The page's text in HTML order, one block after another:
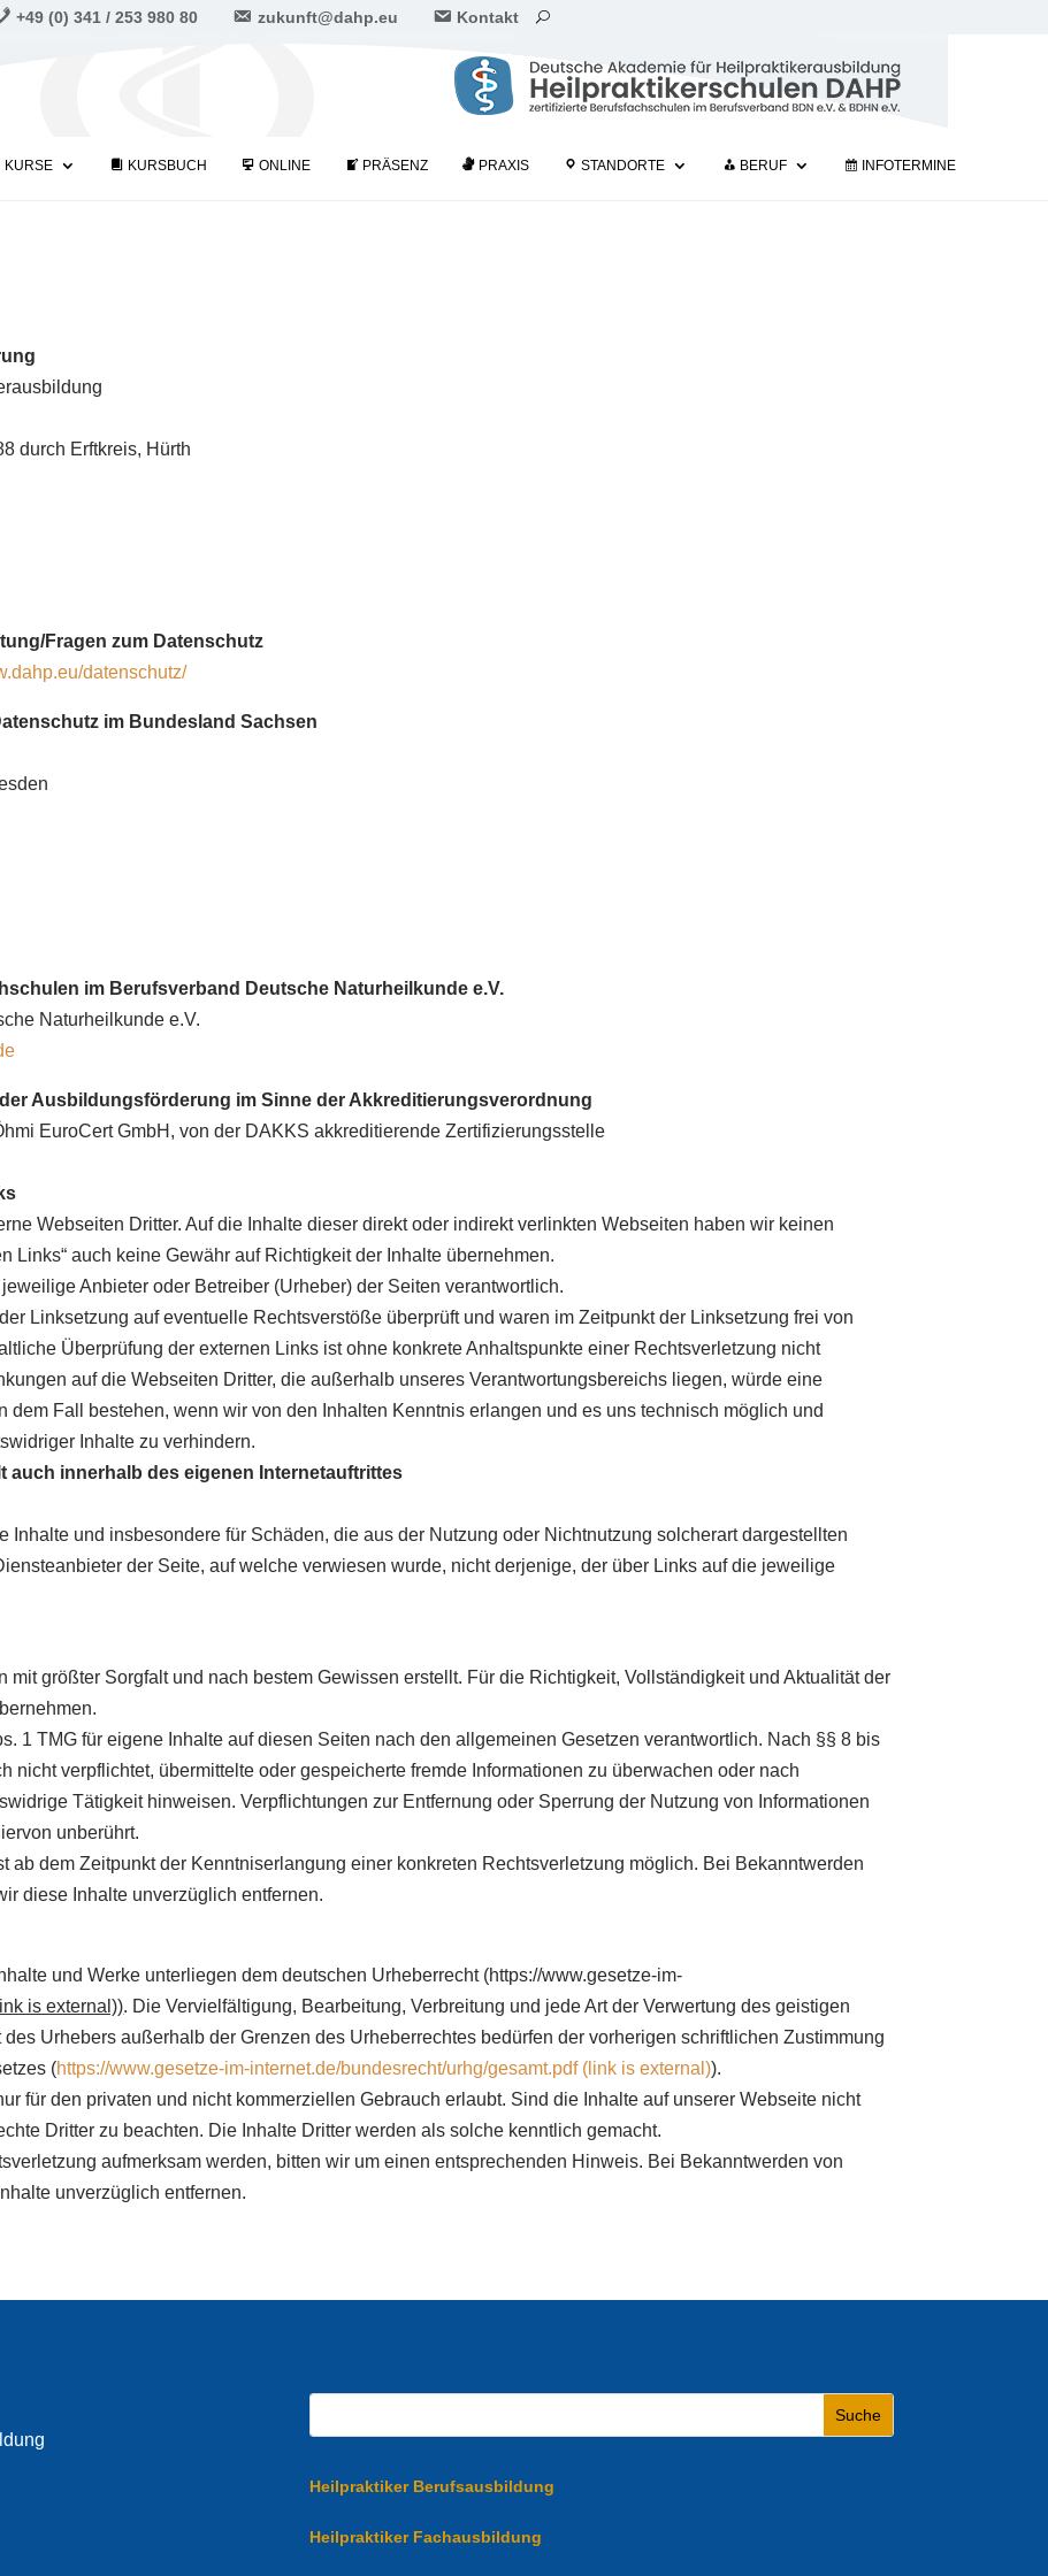
+49 (0) 341 / 253 980 80 zukunft@dahp.eu Kontakt
KURSE KURSBUCH ONLINE PRÄSENZ PRAXIS STANDORTE BERUF INFOTERMINE
durch Erftkreis, Hürth
Fragen zum Datenschutz
datenschutz/
im Bundesland Sachsen
im Berufsverband Deutsche Naturheilkunde e.V.
Naturheilkunde e.V.
Ausbildungsförderung im Sinne der Akkreditierungsverordnung
EuroCert GmbH, von der DAKKS akkreditierende Zertifizierungsstelle
Webseiten Dritter. Auf die Inhalte dieser direkt oder indirekt verlinkten Webseiten haben wir keinen
Links“ auch keine Gewähr auf Richtigkeit der Inhalte übernehmen.
Anbieter oder Betreiber (Urheber) der Seiten verantwortlich.
Linksetzung auf eventuelle Rechtsverstöße überprüft und waren im Zeitpunkt der Linksetzung frei von
Überprüfung der externen Links ist ohne konkrete Anhaltspunkte einer Rechtsverletzung nicht
auf die Webseiten Dritter, die außerhalb unseres Verantwortungsbereichs liegen, würde eine
dem Fall bestehen, wenn wir von den Inhalten Kenntnis erlangen und es uns technisch möglich und
Inhalte zu verhindern.
innerhalb des eigenen Internetauftrittes
Inhalte und insbesondere für Schäden, die aus der Nutzung oder Nichtnutzung solcherart dargestellten
der Seite, auf welche verwiesen wurde, nicht derjenige, der über Links auf die jeweilige
mit größter Sorgfalt und nach bestem Gewissen erstellt. Für die Richtigkeit, Vollständigkeit und Aktualität der
1 TMG für eigene Inhalte auf diesen Seiten nach den allgemeinen Gesetzen verantwortlich. Nach §§ 8 bis
nicht verpflichtet, übermittelte oder gespeicherte fremde Informationen zu überwachen oder nach
Tätigkeit hinweisen. Verpflichtungen zur Entfernung oder Sperrung der Nutzung von Informationen
unberührt.
ab dem Zeitpunkt der Kenntniserlangung einer konkreten Rechtsverletzung möglich. Bei Bekanntwerden
diese Inhalte unverzüglich entfernen.
und Werke unterliegen dem deutschen Urheberrecht (https://www.gesetze-im-
is external)). Die Vervielfältigung, Bearbeitung, Verbreitung und jede Art der Verwertung des geistigen
Urhebers außerhalb der Grenzen des Urheberrechtes bedürfen der vorherigen schriftlichen Zustimmung
(https://www.gesetze-im-internet.de/bundesrecht/urhg/gesamt.pdf (link is external)).
für den privaten und nicht kommerziellen Gebrauch erlaubt. Sind die Inhalte auf unserer Webseite nicht
Dritter zu beachten. Die Inhalte Dritter werden als solche kenntlich gemacht.
aufmerksam werden, bitten wir um einen entsprechenden Hinweis. Bei Bekanntwerden von
unverzüglich entfernen.
Heilpraktiker Berufsausbildung
Heilpraktiker Fachausbildung